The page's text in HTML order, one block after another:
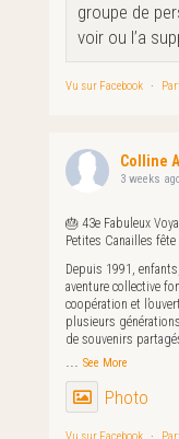
groupe de
voir ou l’a
Vu sur Facebook ·
Colline
3 weeks
🎂 43e Fabuleux
Petites Canailles
Depuis 1991,
aventure collective
coopération et
plusieurs
de souvenirs
See More
Photo
Vu sur Facebook ·